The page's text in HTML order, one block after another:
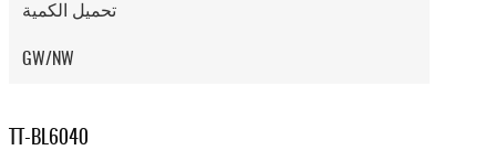
تحميل الكمية
GW/NW
TT-BL6040